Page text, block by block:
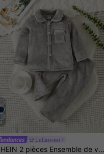
5
Lullasweet
SHEIN 2 pièces Ensemble de vêtements de détente confortables, Top à manches longues en flanelle polaire et pantalon pour bébés garçons, gris